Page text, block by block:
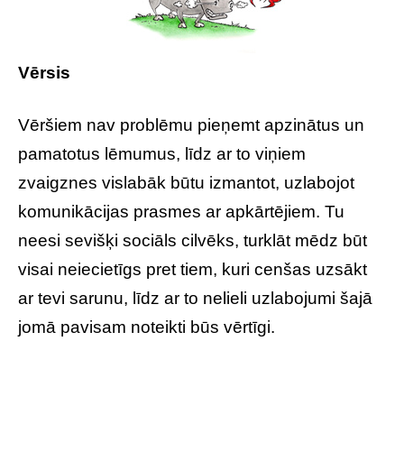
Vērsis
Vēršiem nav problēmu pieņemt apzinātus un
pamatotus lēmumus, līdz ar to viņiem
zvaigznes vislabāk būtu izmantot, uzlabojot
komunikācijas prasmes ar apkārtējiem. Tu
neesi sevišķi sociāls cilvēks, turklāt mēdz būt
visai neiecietīgs pret tiem, kuri cenšas uzsākt
ar tevi sarunu, līdz ar to nelieli uzlabojumi šajā
jomā pavisam noteikti būs vērtīgi.